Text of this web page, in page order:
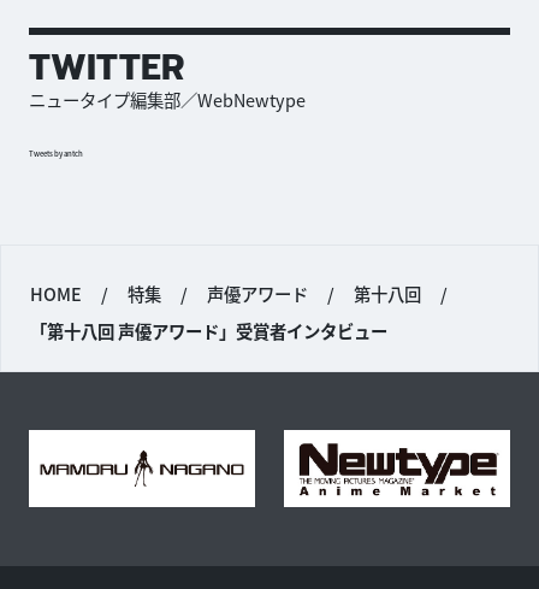
TWITTER
ニュータイプ編集部／WebNewtype
Tweets by antch
HOME / 特集 / 声優アワード / 第十八回
/
「第十八回 声優アワード」受賞者インタビュー